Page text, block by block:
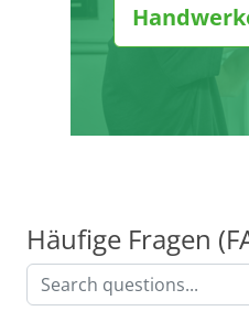
Häufige Fragen